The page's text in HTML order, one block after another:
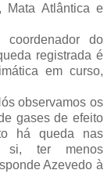
Mata Atlântica e
coordenador do
registrada é
em curso,
observamos os
gases de efeito
há queda nas
si, ter menos
Azevedo à